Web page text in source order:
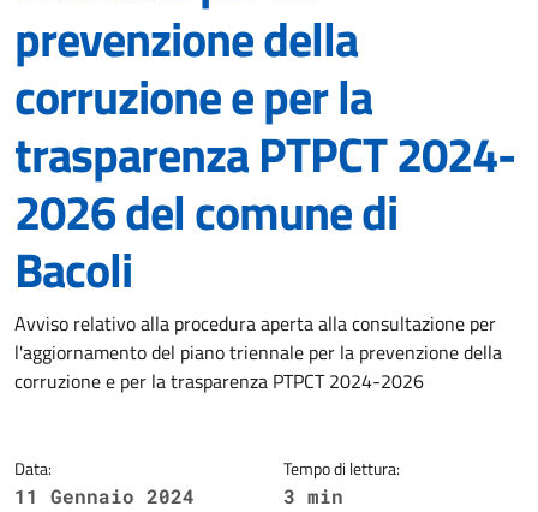
prevenzione della
corruzione e per la
trasparenza PTPCT 2024-
2026 del comune di
Bacoli
Dettagli della notizia
Avviso relativo alla procedura aperta alla consultazione per
l'aggiornamento del piano triennale per la prevenzione della
corruzione e per la trasparenza PTPCT 2024-2026
Data:
11 Gennaio 2024
Tempo di lettura:
3 min